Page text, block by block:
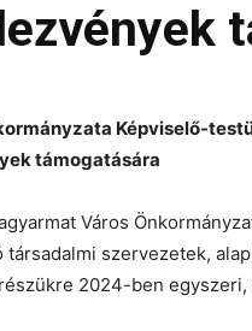
Képviselő-
támogatására
Város
szervezetek,
2024-ben